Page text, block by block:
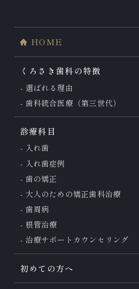
HOME
くろさき歯科の特徴
選ばれる理由
歯科統合医療（第三世代）
診療科目
入れ歯
入れ歯症例
歯の矯正
大人のための矯正歯科治療
歯周病
根管治療
治療サポート カウンセリング
初めての方へ